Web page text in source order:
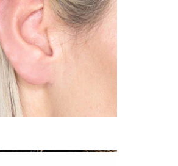
zeesterren aan de voorkant